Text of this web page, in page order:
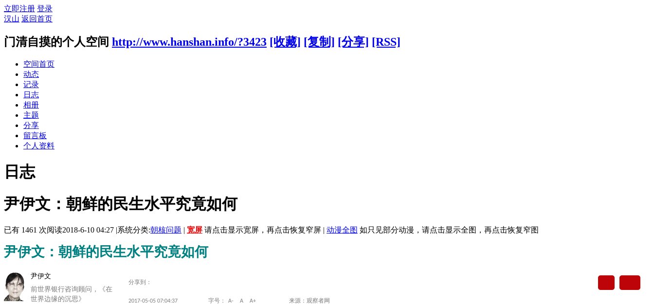
立即注册 登录
汉山 返回首页
门清自摸的个人空间 http://www.hanshan.info/?3423 [收藏] [复制] [分享] [RSS]
空间首页
动态
记录
日志
相册
主题
分享
留言板
个人资料
日志
尹伊文：朝鲜的民生水平究竟如何
已有 1461 次阅读2018-6-10 04:27 |系统分类:朝核问题 | 宽屏 请点击显示宽屏，再点击恢复窄屏 | 动漫全图 如只见部分动漫，请点击显示全图，再点击恢复窄图
尹伊文：朝鲜的民生水平究竟如何
尹伊文
前世界银行咨询顾问，《在
世界边缘的沉思》
分享到：
2017-05-05 07:04:37 字号： A- A A+ 来源：观察者网